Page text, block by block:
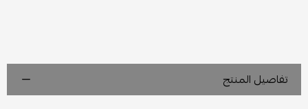
تفاصيل المنتج